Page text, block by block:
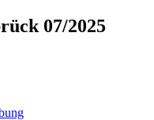
07/2025